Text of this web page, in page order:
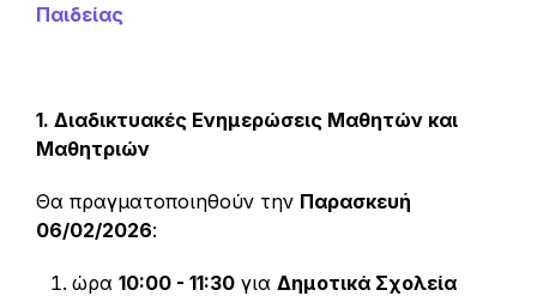
Παιδείας
1. Διαδικτυακές Ενημερώσεις Μαθητών και
Μαθητριών
Θα πραγματοποιηθούν την Παρασκευή
06/02/2026:
ώρα 10:00 - 11:30 για Δημοτικά Σχολεία